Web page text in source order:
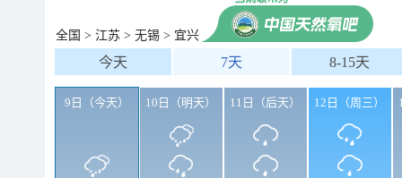
全国 > 江苏 > 无锡 > 宜兴
今天 7天 8-15天
9日（今天） 10日（明天） 11日（后天） 12日（周三）